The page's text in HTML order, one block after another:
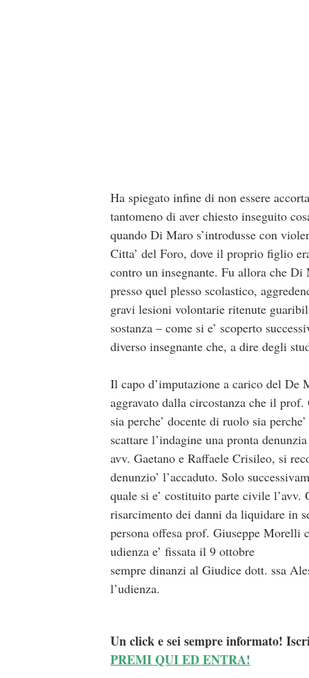
Ha spiegato infine di non essere
tantomeno di aver chiesto inseguito
quando Di Maro s’introdusse con
Citta’ del Foro, dove il proprio figlio
contro un insegnante. Fu allora che
presso quel plesso scolastico,
gravi lesioni volontarie ritenute
sostanza – come si e’ scoperto
diverso insegnante che, a dire degli
Il capo d’imputazione a carico del De
aggravato dalla circostanza che il
sia perche’ docente di ruolo sia
scattare l’indagine una pronta
avv. Gaetano e Raffaele Crisileo, si
denunzio’ l’accaduto. Solo
quale si e’ costituito parte civile
risarcimento dei danni da liquidare in
persona offesa prof. Giuseppe Morelli
udienza e’ fissata il 9 ottobre
sempre dinanzi al Giudice dott. ssa
l’udienza.
Un click e sei sempre informato!
PREMI QUI ED ENTRA!